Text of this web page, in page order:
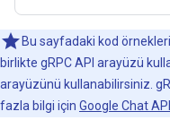
Bu sayfadaki kod
birlikte gRPC API arayüzü
arayüzünü kullanabilirsiniz.
fazla bilgi için Google Chat